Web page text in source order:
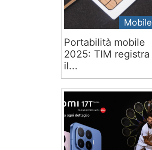
Mobile
Portabilità mobile
2025: TIM registra
il...